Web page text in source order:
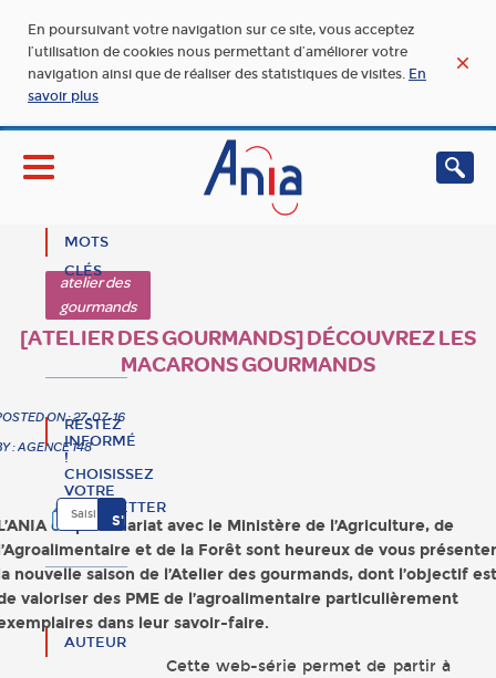
En poursuivant votre navigation sur ce site, vous acceptez
l’utilisation de cookies nous permettant d’améliorer votre
navigation ainsi que de réaliser des statistiques de visites. En
savoir plus
[ATELIER DES GOURMANDS] DÉCOUVREZ LES
MACARONS GOURMANDS
ON : 27-07-16
: AGENCE 148
en partenariat avec le Ministère de l’Agriculture, de
et de la Forêt sont heureux de vous présenter
nouvelle saison de l’Atelier des gourmands, dont l’objectif est
valoriser des PME de l’agroalimentaire particulièrement
dans leur savoir-faire.
MOTS
CLÉS
atelier des
gourmands
RESTEZ
INFORMÉ
!
CHOISISSEZ
VOTRE
NEWSLETTER
AUTEUR
Cette web-série permet de partir à